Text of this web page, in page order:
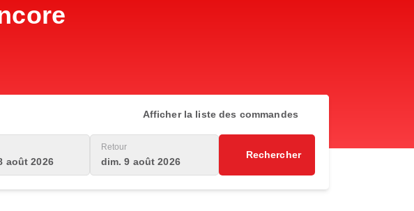
Afficher la liste des commandes
août 2026
Retour
dim. 9 août 2026
Rechercher